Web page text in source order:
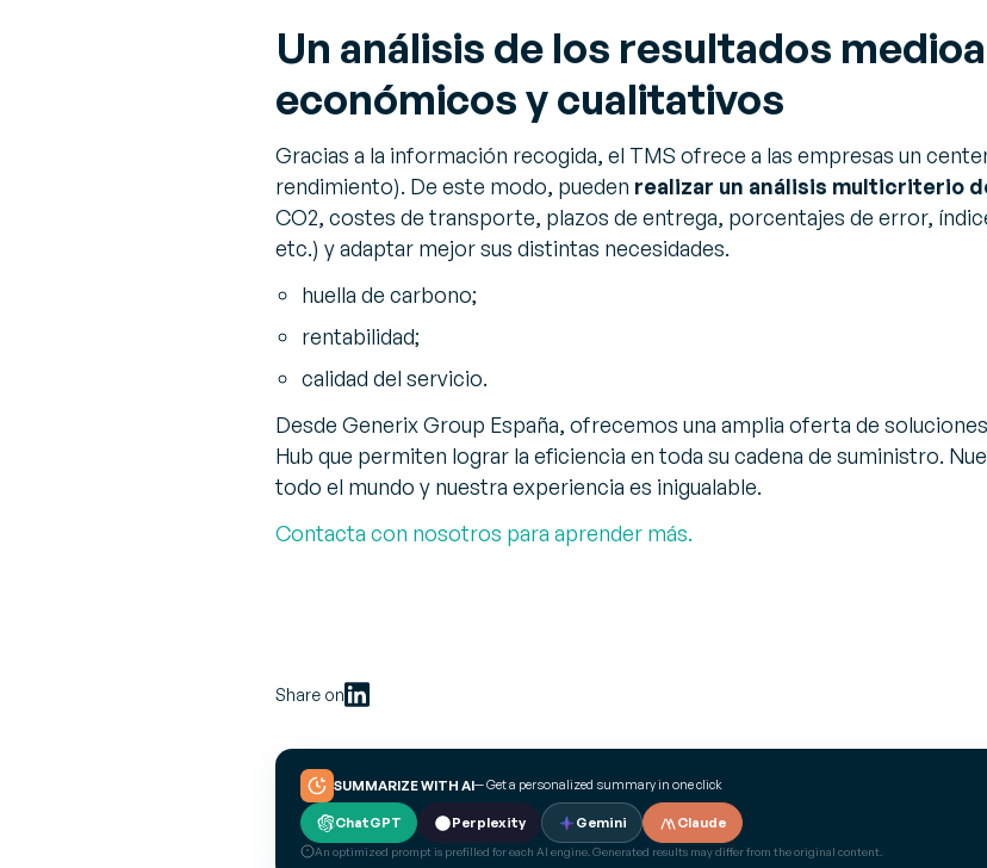
Un análisis de los resultados
económicos y cualitativos
Gracias a la información recogida, el TMS ofrece a las empresas un
rendimiento). De este modo, pueden realizar un análisis multicriterio
CO2, costes de transporte, plazos de entrega, porcentajes de error,
etc.) y adaptar mejor sus distintas necesidades.
huella de carbono;
rentabilidad;
calidad del servicio.
Desde Generix Group España, ofrecemos una amplia oferta de
Hub que permiten lograr la eficiencia en toda su cadena de suministro.
todo el mundo y nuestra experiencia es inigualable.
Contacta con nosotros para aprender más.
Share on
SUMMARIZE WITH AI— Get a personalized summary in one click
ChatGPT Perplexity Gemini Claude
An optimized prompt is prefilled for each AI engine. Generated results may differ from the original content.